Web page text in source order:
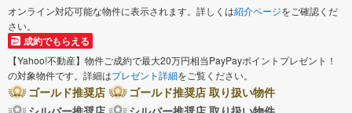
オンライン対応可能な物件に表示されます。詳しくは紹介ページをご確認くだ
さい。
成約でもらえる
【Yahoo!不動産】物件ご成約で最大20万円相当PayPayポイントプレゼント！
の対象物件です。詳細はプレゼント詳細をご覧ください。
ゴールド推奨店
ゴールド推奨店 取り扱い物件